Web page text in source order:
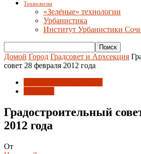
Технологии
«Зелёные» технологии
Урбанистика
Институт Урбанистики
Домой Город Градсовет и Архсекция
совет 28 февраля 2012 года
Градостроительный
2012 года
От